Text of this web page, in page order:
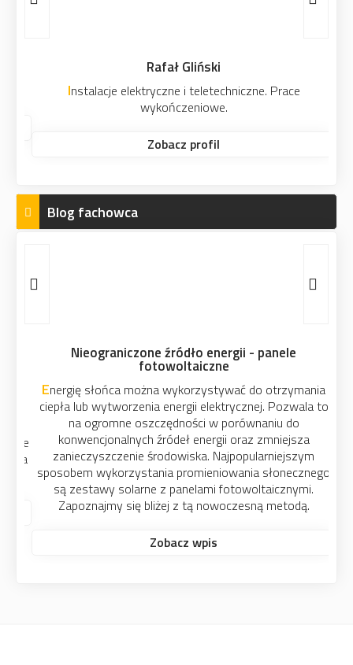
Rafał Gliński
wykończeniowe.
Zobacz profil
Blog fachowca
Nieograniczone źródło energii - panele
fotowoltaiczne
ciepła lub wytworzenia energii elektrycznej. Pozwala to
na ogromne oszczędności w porównaniu do
konwencjonalnych źródeł energii oraz zmniejsza
zanieczyszczenie środowiska. Najpopularniejszym
sposobem wykorzystania promieniowania słonecznego
są zestawy solarne z panelami fotowoltaicznymi.
Zapoznajmy się bliżej z tą nowoczesną metodą.
Zobacz wpis